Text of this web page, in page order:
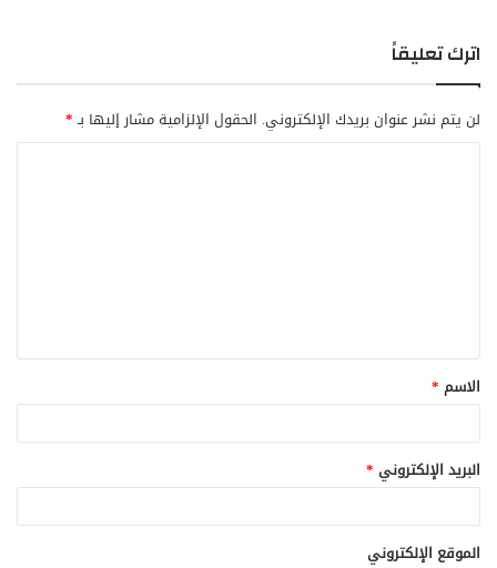
اترك تعليقاً
لن يتم نشر عنوان بريدك الإلكتروني. الحقول الإلزامية مشار إليها بـ*
ق
*
الاسم *
البريد الإلكتروني *
الموقع الإلكتروني